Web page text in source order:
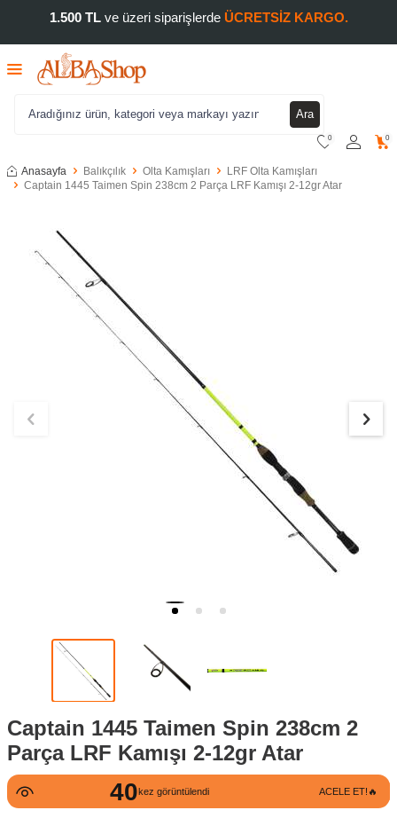
1.500 TLve üzeri siparişlerde ÜCRETSİZ KARGO.
Ara
0 0
Anasayfa Balıkçılık Olta Kamışları
LRF Olta Kamışları
Captain 1445 Taimen Spin 238cm 2 Parça LRF Kamışı 2-12gr Atar
Captain 1445 Taimen Spin 238cm 2
Parça LRF Kamışı 2-12gr Atar
40kez görüntülendi ACELE ET!🔥